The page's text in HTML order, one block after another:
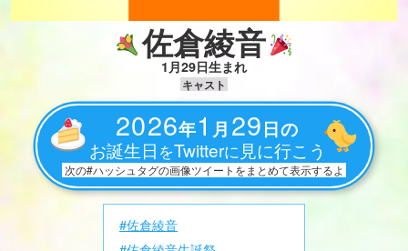
佐倉綾音
1月29日生まれ
キャスト
2026年1 月 29日の
お誕生日 をTwitterに 見に行こう
次の#ハッシュタグの画像ツイートをまとめて表示するよ
#佐倉綾音